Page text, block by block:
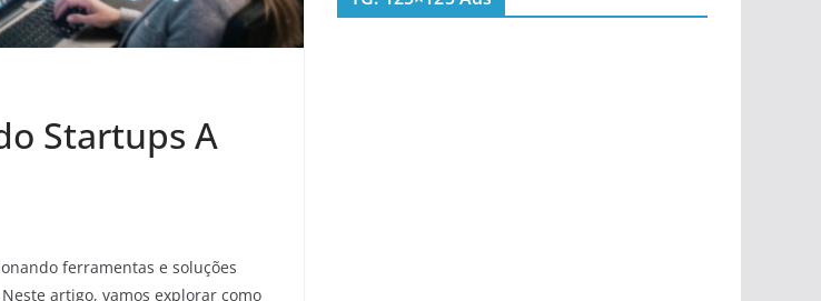
Startups A
ferramentas e soluções
artigo, vamos explorar como